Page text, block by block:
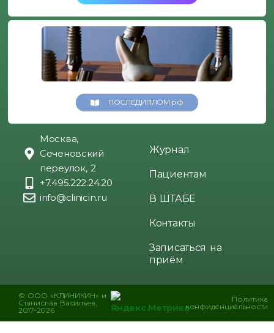
ПОСЛЕДИПЛОМ.рф
Москва,
Сеченовский
переулок, 2
+7.495.222.24.20
info@clinicin.ru
Журнал
Пациентам
В ШТАБЕ
Контакты
Записаться на
приём
© ООО «КЛИНИКИН» и
Станислав Васильев,
2017-2026
Политика
конфиденциальности